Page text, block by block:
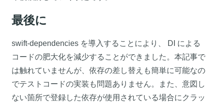
最後に
swift-dependencies を導入することにより、 DI による
コードの肥大化を減少することができました。本記事で
は触れていませんが、依存の差し替えも簡単に可能なの
でテストコードの実装も問題ありません。また、意図し
ない箇所で登録した依存が使用されている場合にクラッ